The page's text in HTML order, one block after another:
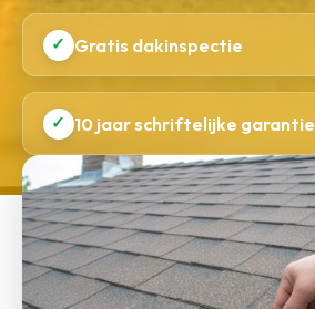
✓ Gratis dakinspectie
✓ 10 jaar schriftelijke garantie